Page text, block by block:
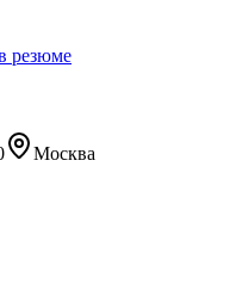
резюме
Москва